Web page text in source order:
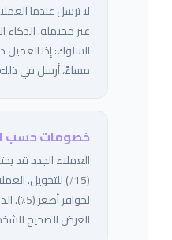
لا ترسل عندما
غير محتملة. الذكاء
مساءً، أرسل في
خصومات حسب
العملاء الجدد قد
(15٪) للتحويل.
لحوافز
العرض الصحيح